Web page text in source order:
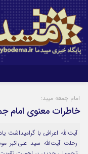
رمز عبور
امام جمعه میبد:
خاطرات معنوی امام
آیت‌الله اعرافی با گرامیداشت
رحلت آیت‌الله سید علی‌اکبر